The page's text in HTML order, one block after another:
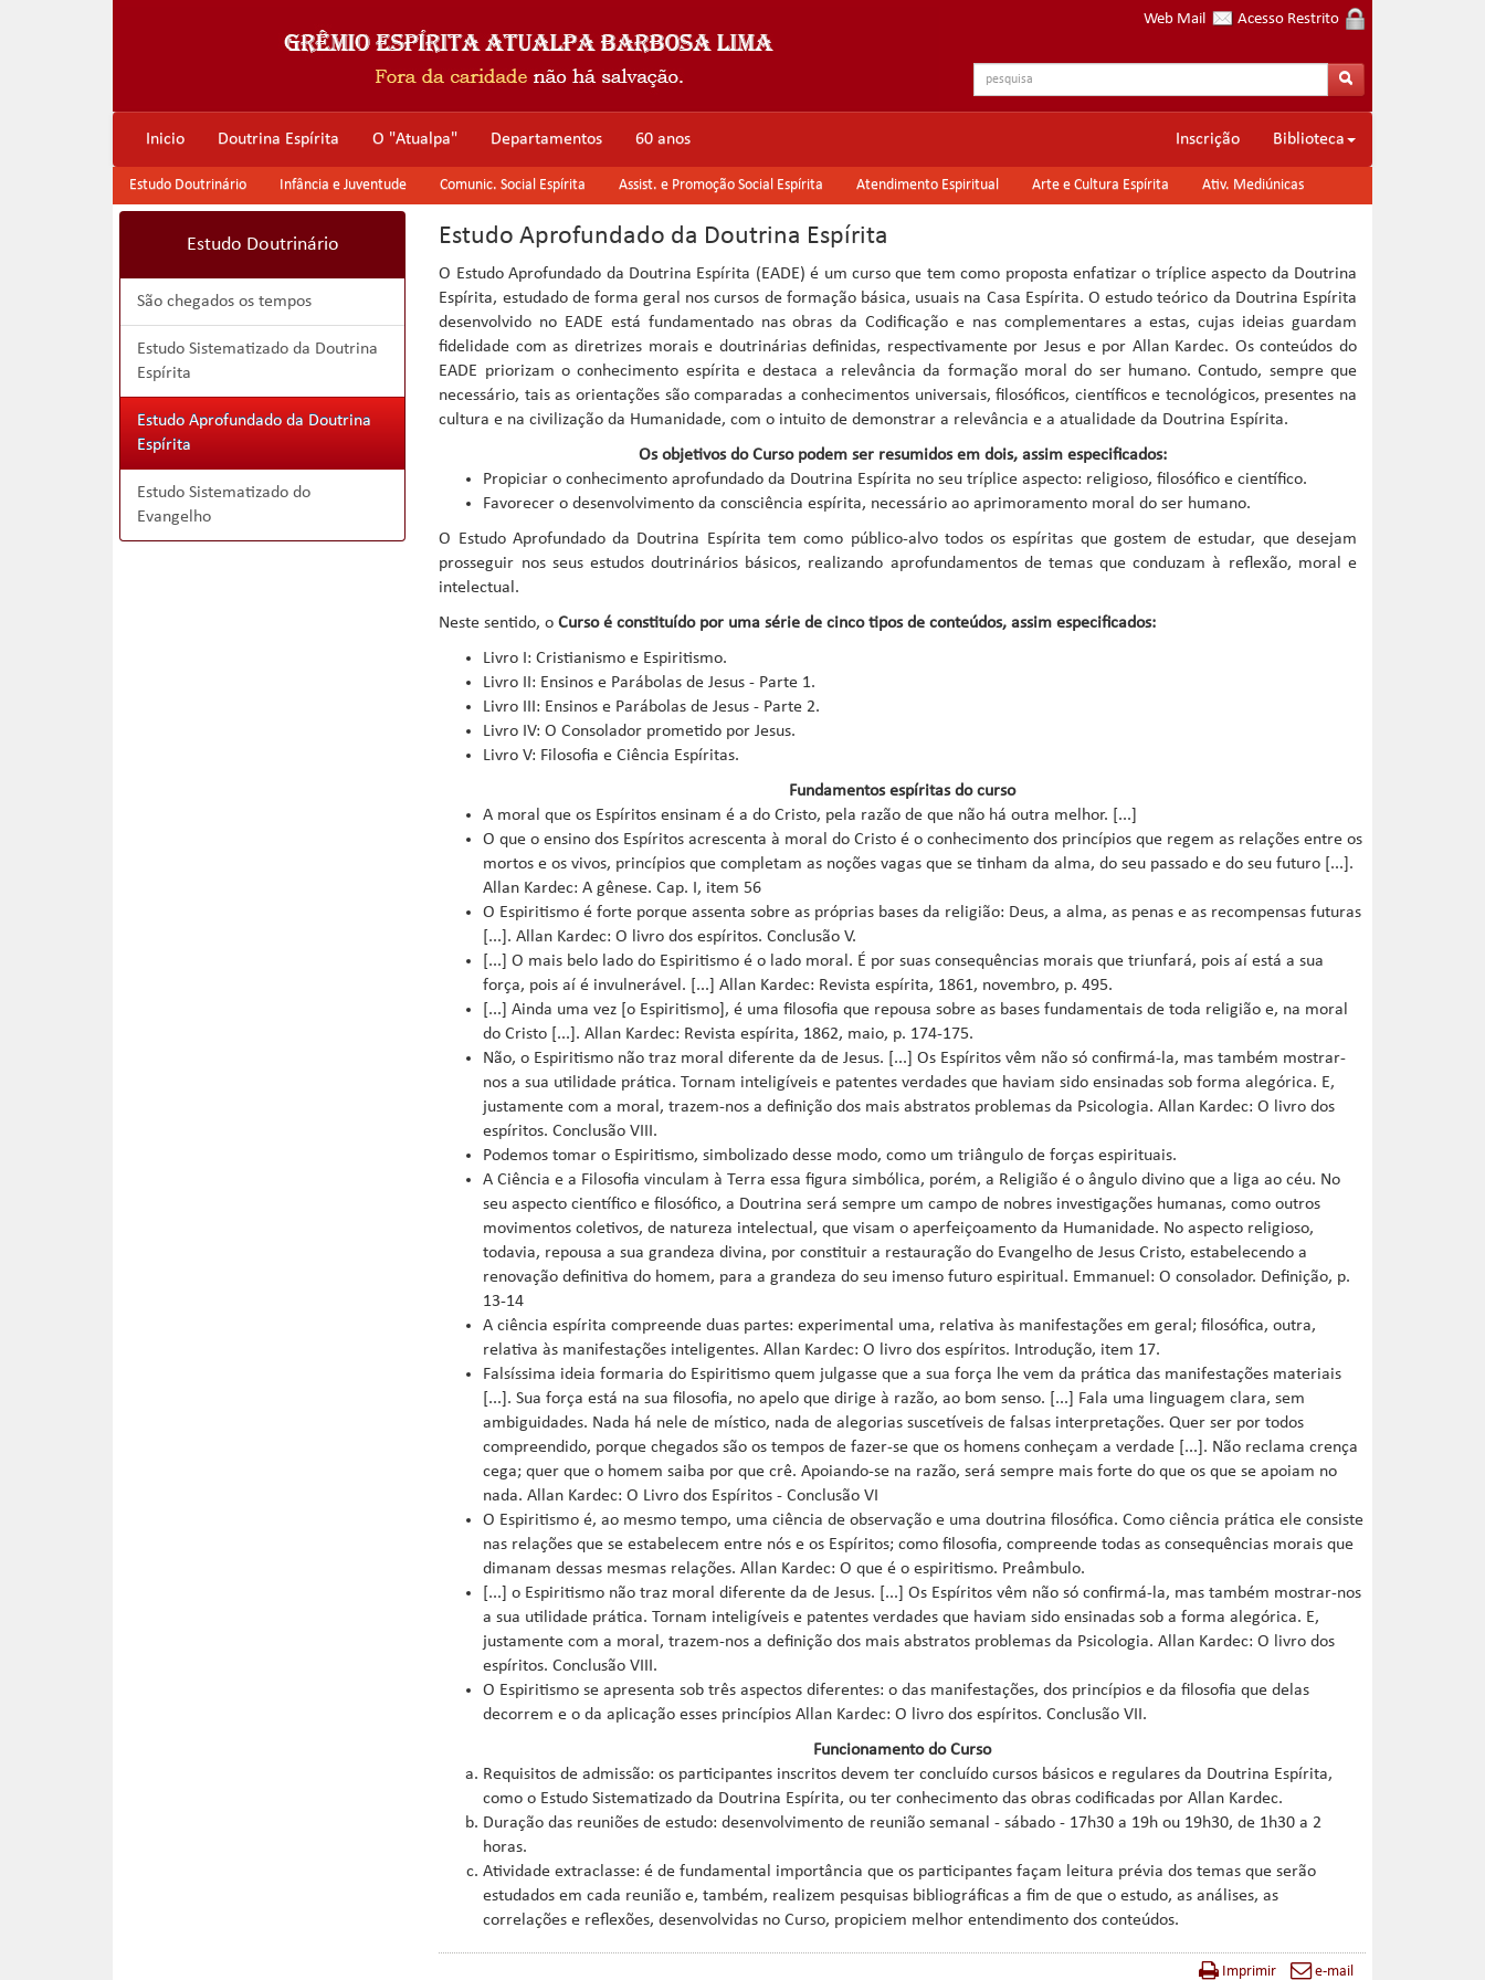
Web Mail Acesso Restrito
Inicio Doutrina Espírita O "Atualpa" Departamentos 60 anos Inscrição Biblioteca
Estudo Doutrinário Infância e Juventude Comunic. Social Espírita Assist. e Promoção Social Espírita Atendimento Espiritual Arte e Cultura Espírita Ativ. Mediúnicas
Estudo Doutrinário
São chegados os tempos
Estudo Sistematizado da Doutrina
Espírita
Estudo Aprofundado da Doutrina
Espírita
Estudo Sistematizado do
Evangelho
Estudo Aprofundado da Doutrina Espírita
O Estudo Aprofundado da Doutrina Espírita (EADE) é um curso que tem como proposta enfatizar o tríplice aspecto da Doutrina
Espírita, estudado de forma geral nos cursos de formação básica, usuais na Casa Espírita. O estudo teórico da Doutrina Espírita
desenvolvido no EADE está fundamentado nas obras da Codificação e nas complementares a estas, cujas ideias guardam
fidelidade com as diretrizes morais e doutrinárias definidas, respectivamente por Jesus e por Allan Kardec. Os conteúdos do
EADE priorizam o conhecimento espírita e destaca a relevância da formação moral do ser humano. Contudo, sempre que
necessário, tais as orientações são comparadas a conhecimentos universais, filosóficos, científicos e tecnológicos, presentes na
cultura e na civilização da Humanidade, com o intuito de demonstrar a relevância e a atualidade da Doutrina Espírita.
Os objetivos do Curso podem ser resumidos em dois, assim especificados:
Propiciar o conhecimento aprofundado da Doutrina Espírita no seu tríplice aspecto: religioso, filosófico e científico.
Favorecer o desenvolvimento da consciência espírita, necessário ao aprimoramento moral do ser humano.
O Estudo Aprofundado da Doutrina Espírita tem como público-alvo todos os espíritas que gostem de estudar, que desejam
prosseguir nos seus estudos doutrinários básicos, realizando aprofundamentos de temas que conduzam à reflexão, moral e
intelectual.
Neste sentido, oCurso é constituído por uma série de cinco tipos de conteúdos, assim especificados:
Livro I: Cristianismo e Espiritismo.
Livro II: Ensinos e Parábolas de Jesus - Parte 1.
Livro III: Ensinos e Parábolas de Jesus - Parte 2.
Livro IV: O Consolador prometido por Jesus.
Livro V: Filosofia e Ciência Espíritas.
Fundamentos espíritas do curso
A moral que os Espíritos ensinam é a do Cristo, pela razão de que não há outra melhor. [...]
O que o ensino dos Espíritos acrescenta à moral do Cristo é o conhecimento dos princípios que regem as relações entre os
mortos e os vivos, princípios que completam as noções vagas que se tinham da alma, do seu passado e do seu futuro [...].
Allan Kardec: A gênese. Cap. I, item 56
O Espiritismo é forte porque assenta sobre as próprias bases da religião: Deus, a alma, as penas e as recompensas futuras
[...]. Allan Kardec: O livro dos espíritos. Conclusão V.
[...] O mais belo lado do Espiritismo é o lado moral. É por suas consequências morais que triunfará, pois aí está a sua
força, pois aí é invulnerável. [...] Allan Kardec: Revista espírita, 1861, novembro, p. 495.
[...] Ainda uma vez [o Espiritismo], é uma filosofia que repousa sobre as bases fundamentais de toda religião e, na moral
do Cristo [...]. Allan Kardec: Revista espírita, 1862, maio, p. 174-175.
Não, o Espiritismo não traz moral diferente da de Jesus. [...] Os Espíritos vêm não só confirmá-la, mas também mostrar-
nos a sua utilidade prática. Tornam inteligíveis e patentes verdades que haviam sido ensinadas sob forma alegórica. E,
justamente com a moral, trazem-nos a definição dos mais abstratos problemas da Psicologia. Allan Kardec: O livro dos
espíritos. Conclusão VIII.
Podemos tomar o Espiritismo, simbolizado desse modo, como um triângulo de forças espirituais.
A Ciência e a Filosofia vinculam à Terra essa figura simbólica, porém, a Religião é o ângulo divino que a liga ao céu. No
seu aspecto científico e filosófico, a Doutrina será sempre um campo de nobres investigações humanas, como outros
movimentos coletivos, de natureza intelectual, que visam o aperfeiçoamento da Humanidade. No aspecto religioso,
todavia, repousa a sua grandeza divina, por constituir a restauração do Evangelho de Jesus Cristo, estabelecendo a
renovação definitiva do homem, para a grandeza do seu imenso futuro espiritual. Emmanuel: O consolador. Definição, p.
13-14
A ciência espírita compreende duas partes: experimental uma, relativa às manifestações em geral; filosófica, outra,
relativa às manifestações inteligentes. Allan Kardec: O livro dos espíritos. Introdução, item 17.
Falsíssima ideia formaria do Espiritismo quem julgasse que a sua força lhe vem da prática das manifestações materiais
[...]. Sua força está na sua filosofia, no apelo que dirige à razão, ao bom senso. [...] Fala uma linguagem clara, sem
ambiguidades. Nada há nele de místico, nada de alegorias suscetíveis de falsas interpretações. Quer ser por todos
compreendido, porque chegados são os tempos de fazer-se que os homens conheçam a verdade [...]. Não reclama crença
cega; quer que o homem saiba por que crê. Apoiando-se na razão, será sempre mais forte do que os que se apoiam no
nada. Allan Kardec: O Livro dos Espíritos - Conclusão VI
O Espiritismo é, ao mesmo tempo, uma ciência de observação e uma doutrina filosófica. Como ciência prática ele consiste
nas relações que se estabelecem entre nós e os Espíritos; como filosofia, compreende todas as consequências morais que
dimanam dessas mesmas relações. Allan Kardec: O que é o espiritismo. Preâmbulo.
[...] o Espiritismo não traz moral diferente da de Jesus. [...] Os Espíritos vêm não só confirmá-la, mas também mostrar-nos
a sua utilidade prática. Tornam inteligíveis e patentes verdades que haviam sido ensinadas sob a forma alegórica. E,
justamente com a moral, trazem-nos a definição dos mais abstratos problemas da Psicologia. Allan Kardec: O livro dos
espíritos. Conclusão VIII.
O Espiritismo se apresenta sob três aspectos diferentes: o das manifestações, dos princípios e da filosofia que delas
decorrem e o da aplicação esses princípios Allan Kardec: O livro dos espíritos. Conclusão VII.
Funcionamento do Curso
Requisitos de admissão: os participantes inscritos devem ter concluído cursos básicos e regulares da Doutrina Espírita,
como o Estudo Sistematizado da Doutrina Espírita, ou ter conhecimento das obras codificadas por Allan Kardec.
Duração das reuniões de estudo: desenvolvimento de reunião semanal - sábado - 17h30 a 19h ou 19h30, de 1h30 a 2
horas.
Atividade extraclasse: é de fundamental importância que os participantes façam leitura prévia dos temas que serão
estudados em cada reunião e, também, realizem pesquisas bibliográficas a fim de que o estudo, as análises, as
correlações e reflexões, desenvolvidas no Curso, propiciem melhor entendimento dos conteúdos.
Imprimir e-mail